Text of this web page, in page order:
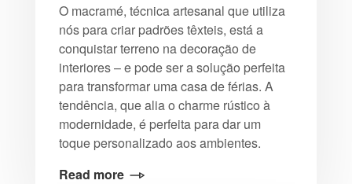
O macramé, técnica artesanal que utiliza
nós para criar padrões têxteis, está a
conquistar terreno na decoração de
interiores – e pode ser a solução perfeita
para transformar uma casa de férias. A
tendência, que alia o charme rústico à
modernidade, é perfeita para dar um
toque personalizado aos ambientes.
Read more